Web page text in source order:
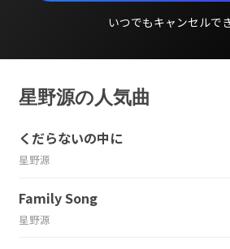
いつでもキャンセルで
星野源の人気曲
くだらないの中に
星野源
Family Song
星野源